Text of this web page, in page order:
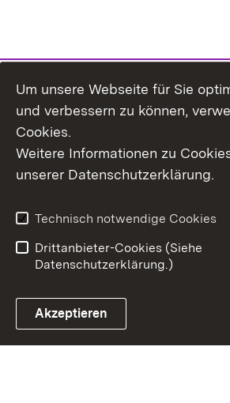
Erklärung zur
Um unsere Webseite für Sie
und verbessern zu können,
Cookies.
Weitere Informationen zu
unserer Datenschutzerklärung.
Technisch notwendige Cookies
Drittanbieter-Cookies (Siehe
Datenschutzerklärung.)
Akzeptieren